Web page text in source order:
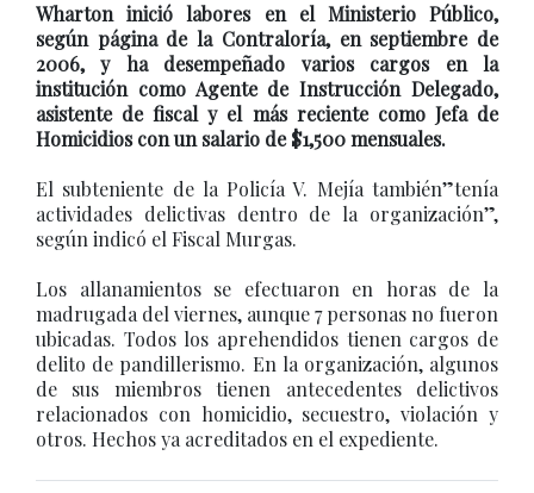
Wharton inició labores en el Ministerio Público,
según página de la Contraloría, en septiembre de
2006, y ha desempeñado varios cargos en la
institución como Agente de Instrucción Delegado,
asistente de fiscal y el más reciente como Jefa de
Homicidios con un salario de $1,500 mensuales.
El subteniente de la Policía V. Mejía también”tenía
actividades delictivas dentro de la organización”,
según indicó el Fiscal Murgas.
Los allanamientos se efectuaron en horas de la
madrugada del viernes, aunque 7 personas no fueron
ubicadas. Todos los aprehendidos tienen cargos de
delito de pandillerismo. En la organización, algunos
de sus miembros tienen antecedentes delictivos
relacionados con homicidio, secuestro, violación y
otros. Hechos ya acreditados en el expediente.